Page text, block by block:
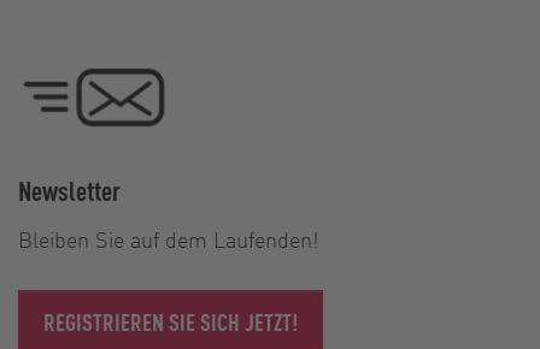
Newsletter
Bleiben Sie auf dem Laufenden!
REGISTRIEREN SIE SICH JETZT!